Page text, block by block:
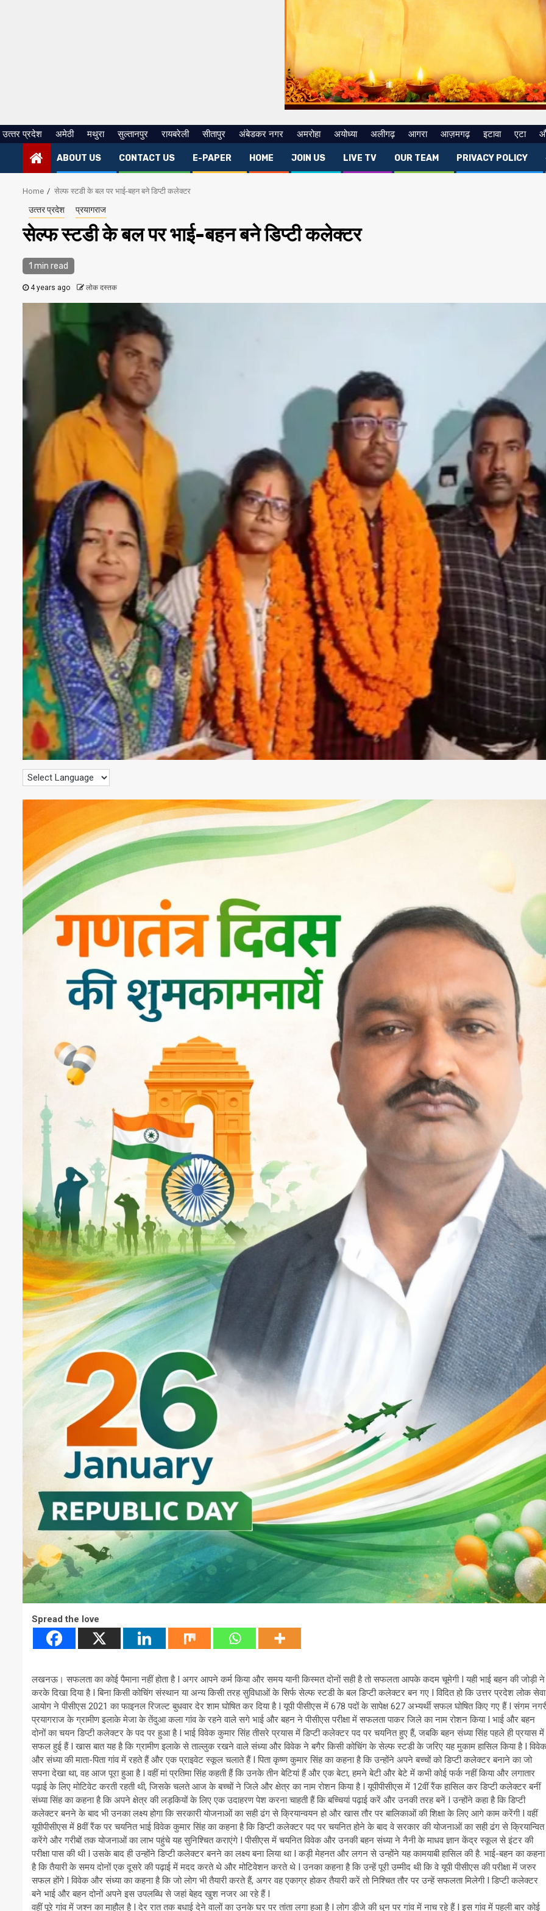
उत्‍तर प्रदेश अमेठी मथुरा सुल्तानपुर रायबरेली सीतापुर अंबेडकर नगर अमरोहा अयोध्या अलीगढ़ आगरा आज़मगढ़ इटावा एटा
ABOUT US CONTACT US E-PAPER HOME JOIN US LIVE TV OUR TEAM PRIVACY POLICY
Home सेल्फ स्टडी के बल पर भाई-बहन बने डिप्टी कलेक्टर
उत्‍तर प्रदेश प्रयागराज
सेल्फ स्टडी के बल पर भाई-बहन बने डिप्टी कलेक्टर
1 min read
4 years ago लोक दस्तक
Spread the love
लखनऊ। सफलता का कोई पैमाना नहीं होता है I अगर आपने कर्म किया और समय यानी किस्मत दोनों सही है तो सफलता आपके कदम चूमेगी I यही भाई बहन की जोड़ी ने
करके दिखा दिया है I बिना किसी कोचिंग संस्थान या अन्य किसी तरह सुविधाओं के सिर्फ सेल्फ स्टडी के बल डिप्टी कलेक्टर बन गए I विदित हो कि उत्तर प्रदेश लोक सेवा
आयोग ने पीसीएस 2021 का फाइनल रिजल्ट बुधवार देर शाम घोषित कर दिया है I यूपी पीसीएस में 678 पदों के सापेक्ष 627 अभ्यर्थी सफल घोषित किए गए हैं I संगम
प्रयागराज के ग्रामीण इलाके मेजा के तेंदुआ कला गांव के रहने वाले सगे भाई और बहन ने पीसीएस परीक्षा में सफलता पाकर जिले का नाम रोशन किया I भाई और बहन
दोनों का चयन डिप्टी कलेक्टर के पद पर हुआ है I भाई विवेक कुमार सिंह तीसरे प्रयास में डिप्टी कलेक्टर पद पर चयनित हुए हैं, जबकि बहन संध्या सिंह पहले ही प्रयास में
सफल हुई हैं I खास बात यह है कि ग्रामीण इलाके से ताल्लुक रखने वाले संध्या और विवेक ने बगैर किसी कोचिंग के सेल्फ स्टडी के जरिए यह मुकाम हासिल किया है I विवेक
और संध्या की माता-पिता गांव में रहते हैं और एक प्राइवेट स्कूल चलाते हैं I पिता कृष्ण कुमार सिंह का कहना है कि उन्होंने अपने बच्चों को डिप्टी कलेक्टर बनाने का जो
सपना देखा था, वह आज पूरा हुआ है I वहीं मां प्रतिमा सिंह कहती हैं कि उनके तीन बेटियां हैं और एक बेटा, हमने बेटी और बेटे में कभी कोई फर्क नहीं किया और लगातार
पढ़ाई के लिए मोटिवेट करती रहती थी, जिसके चलते आज के बच्चों ने जिले और क्षेत्र का नाम रोशन किया है I यूपीपीसीएस में 12वीं रैंक हासिल कर डिप्टी कलेक्टर बनीं
संध्या सिंह का कहना है कि अपने क्षेत्र की लड़कियों के लिए एक उदाहरण पेश करना चाहती हैं कि बच्चियां पढ़ाई करें और उनकी तरह बनें I उन्होंने कहा है कि डिप्टी
कलेक्टर बनने के बाद भी उनका लक्ष्य होगा कि सरकारी योजनाओं का सही ढंग से क्रियान्वयन हो और खास तौर पर बालिकाओं की शिक्षा के लिए आगे काम करेंगी I वहीं
यूपीपीसीएस में 8वीं रैंक पर चयनित भाई विवेक कुमार सिंह का कहना है कि डिप्टी कलेक्टर पद पर चयनित होने के बाद वे सरकार की योजनाओं का सही ढंग से क्रियान्वित
करेंगे और गरीबों तक योजनाओं का लाभ पहुंचे यह सुनिश्चित कराएंगे I पीसीएस में चयनित विवेक और उनकी बहन संध्या ने नैनी के माधव ज्ञान केंद्र स्कूल से इंटर की
परीक्षा पास की थी I उसके बाद ही उन्होंने डिप्टी कलेक्टर बनने का लक्ष्य बना लिया था I कड़ी मेहनत और लगन से उन्होंने यह कामयाबी हासिल की है. भाई-बहन का कहना
है कि तैयारी के समय दोनों एक दूसरे की पढ़ाई में मदद करते थे और मोटिवेशन करते थे I उनका कहना है कि उन्हें पूरी उम्मीद थी कि वे यूपी पीसीएस की परीक्षा में जरुर
सफल होंगे I विवेक और संध्या का कहना है कि जो लोग भी तैयारी करते हैं, अगर वह एकाग्र होकर तैयारी करें तो निश्चित तौर पर उन्हें सफलता मिलेगी I डिप्टी कलेक्टर
बने भाई और बहन दोनों अपने इस उपलब्धि से जहां बेहद खुश नजर आ रहे हैं I
वहीं पूरे गांव में जश्न का माहौल है I देर रात तक बधाई देने वालों का उनके घर पर तांता लगा हुआ है I लोग डीजे की धुन पर गांव में नाच रहे हैं I इस गांव में पहली बार कोई